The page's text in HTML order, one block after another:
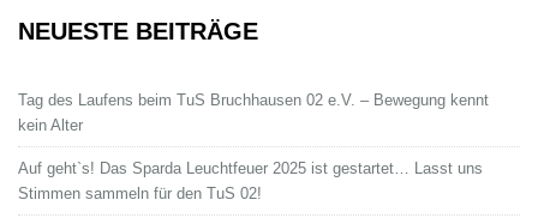
NEUESTE BEITRÄGE
Tag des Laufens beim TuS Bruchhausen 02 e.V. – Bewegung kennt
kein Alter
Auf geht`s! Das Sparda Leuchtfeuer 2025 ist gestartet… Lasst uns
Stimmen sammeln für den TuS 02!